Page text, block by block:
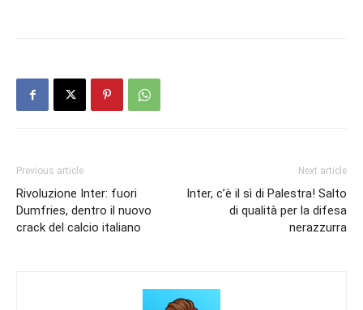
Previous article
Rivoluzione Inter: fuori
Dumfries, dentro il nuovo
crack del calcio italiano
Next article
Inter, c’è il sì di Palestra! Salto
di qualità per la difesa
nerazzurra